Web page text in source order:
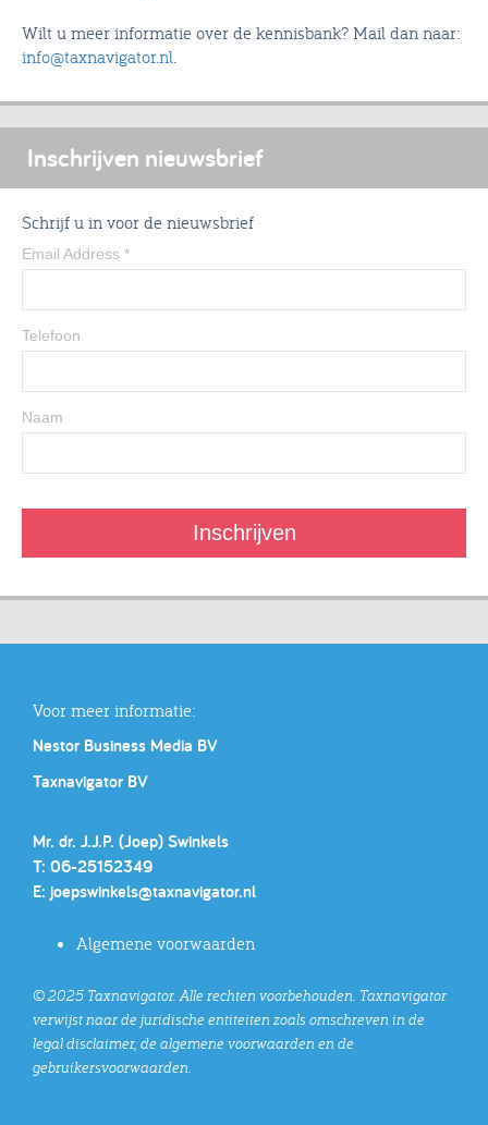
Wilt u meer informatie over de kennisbank? Mail dan naar:
info@taxnavigator.nl
Inschrijven nieuwsbrief
Schrijf u in voor de nieuwsbrief
Email Address *
Telefoon
Naam
Voor meer informatie:
Nestor Business Media BV
Taxnavigator BV
Mr. dr. J.J.P. (Joep) Swinkels
T: 06-25152349
E: joepswinkels@taxnavigator.nl
Algemene voorwaarden
© 2025 Taxnavigator. Alle rechten voorbehouden. Taxnavigator
verwijst naar de juridische entiteiten zoals omschreven in de
legal disclaimer, de algemene voorwaarden en de
gebruikersvoorwaarden.